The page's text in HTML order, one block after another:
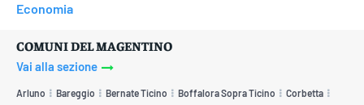
Economia
COMUNI DEL MAGENTINO
Vai alla sezione
Arluno Bareggio Bernate Ticino Boffalora Sopra Ticino Corbetta